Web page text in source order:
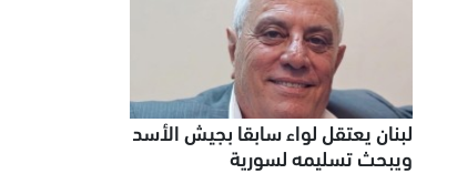
لبنان يعتقل لواء سابقا بجيش الأسد
ويبحث تسليمه لسورية